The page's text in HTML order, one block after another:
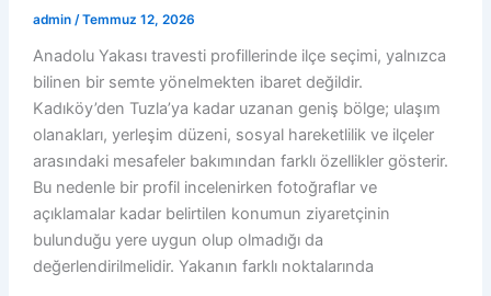
admin /Temmuz 12, 2026
Anadolu Yakası travesti profillerinde ilçe seçimi, yalnızca
bilinen bir semte yönelmekten ibaret değildir.
Kadıköy’den Tuzla’ya kadar uzanan geniş bölge; ulaşım
olanakları, yerleşim düzeni, sosyal hareketlilik ve ilçeler
arasındaki mesafeler bakımından farklı özellikler gösterir.
Bu nedenle bir profil incelenirken fotoğraflar ve
açıklamalar kadar belirtilen konumun ziyaretçinin
bulunduğu yere uygun olup olmadığı da
değerlendirilmelidir. Yakanın farklı noktalarında